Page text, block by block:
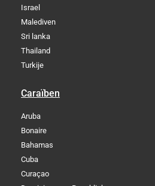
Israel
Malediven
Sri lanka
Thailand
Turkije
Caraïben
Aruba
Bonaire
Bahamas
Cuba
Curaçao